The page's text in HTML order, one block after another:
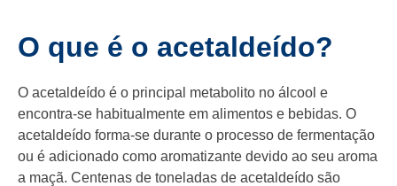
O que é o acetaldeído?
O acetaldeído é o principal metabolito no álcool e
encontra-se habitualmente em alimentos e bebidas. O
acetaldeído forma-se durante o processo de fermentação
ou é adicionado como aromatizante devido ao seu aroma
a maçã. Centenas de toneladas de acetaldeído são